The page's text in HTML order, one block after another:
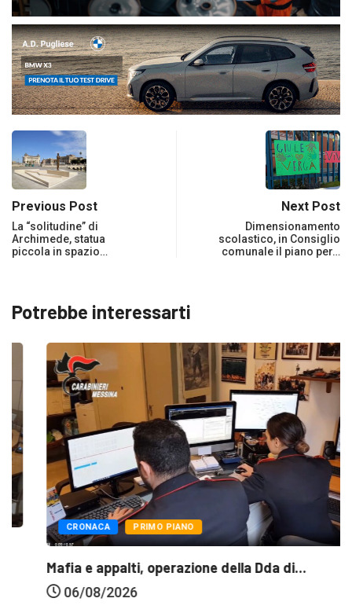
Previous Post
La “solitudine” di
Archimede, statua
piccola in spazio…
Next Post
Dimensionamento
scolastico, in Consiglio
comunale il piano per…
Potrebbe interessarti
CRONACA PRIMO PIANO
Mafia e appalti, operazione della Dda di...
06/08/2026